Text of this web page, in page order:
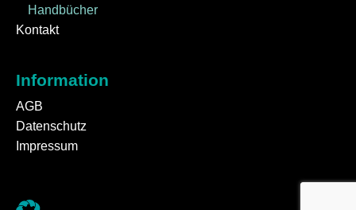
Handbücher
Kontakt
Information
AGB
Datenschutz
Impressum